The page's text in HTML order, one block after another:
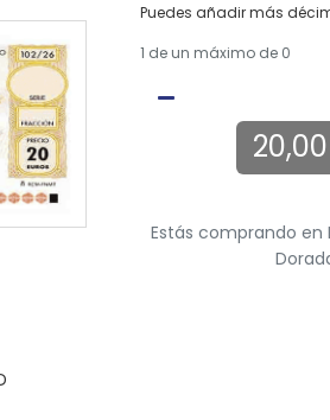
Puedes añadir más
1 de un máximo de 0
Estás comprando en